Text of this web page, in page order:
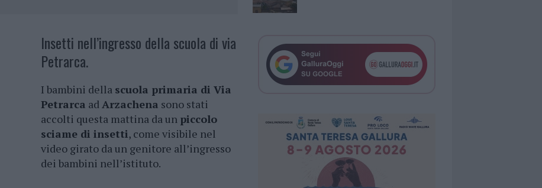
Insetti nell’ingresso della scuola di via
Petrarca.
I bambini della scuola primaria di Via
Petrarca adArzachena sono stati
accolti questa mattina da un piccolo
sciame di insetti, come visibile nel
video girato da un genitore all’ingresso
dei bambini nell’istituto.